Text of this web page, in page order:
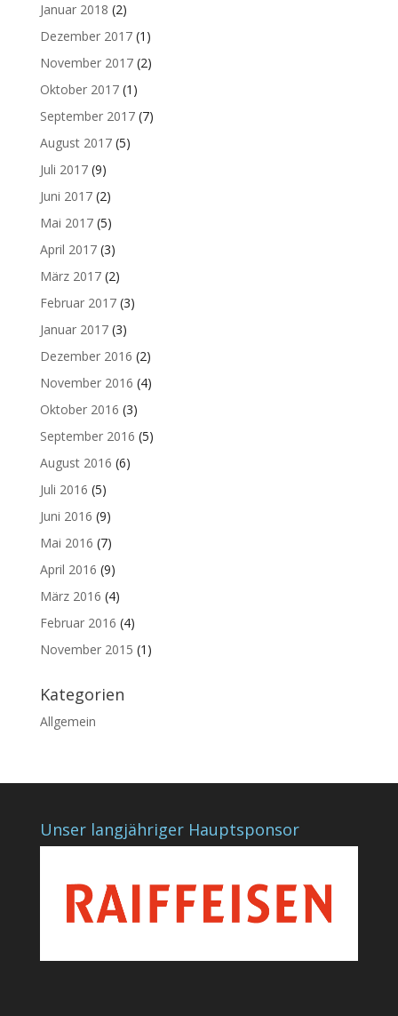
Januar 2018 (2)
Dezember 2017(1)
November 2017(2)
Oktober 2017(1)
September 2017(7)
August 2017(5)
Juli 2017(9)
Juni 2017(2)
Mai 2017(5)
April 2017(3)
März 2017(2)
Februar 2017(3)
Januar 2017(3)
Dezember 2016 (2)
November 2016 (4)
Oktober 2016 (3)
September 2016 (5)
August 2016 (6)
Juli 2016 (5)
Juni 2016 (9)
Mai 2016 (7)
April 2016 (9)
März 2016 (4)
Februar 2016 (4)
November 2015 (1)
Kategorien
Allgemein
Unser langjähriger Hauptsponsor